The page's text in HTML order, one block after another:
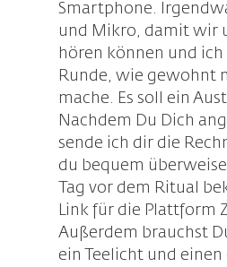
Smartphone.
und Mikro, damit wir
hören können und ich
Runde, wie gewohnt
mache. Es soll ein
Nachdem Du Dich
sende ich dir die
du bequem
Tag vor dem Ritual
Link für die Plattform
Außerdem brauchst
ein Teelicht und